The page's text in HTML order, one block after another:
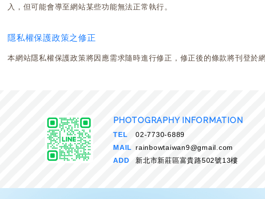
入，但可能會導至網站某些功能無法正常執行。
隱私權保護政策之修正
本網站隱私權保護政策將因應需求隨時進行修正，修正後的條款將刊登於網
PHOTOGRAPHY INFORMATION
TEL
02-7730-6889
MAIL rainbowtaiwan9@gmail.com
ADD
新北市新莊區富貴路502號13樓